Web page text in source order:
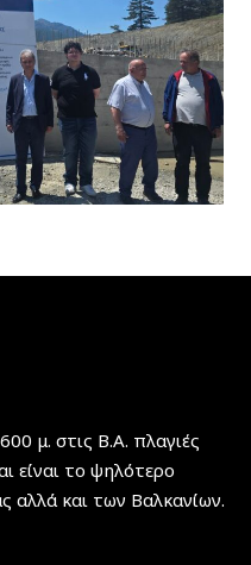
μ. στις Β.Α. πλαγιές
είναι το ψηλότερο
αλλά και των Βαλκανίων.